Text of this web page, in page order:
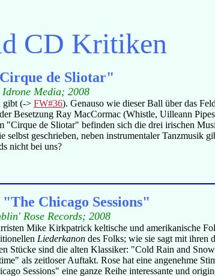
CD Kritiken
de Sliotar"
Media; 2008
gibt (-> FW#36). Genauso wie dieser Ball über das
Besetzung Ray MacCormac (Whistle, Uilleann
"Cirque de Sliotar" befinden sich die drei irischen
geschrieben, neben instrumentaler Tanzmusik
nicht bei uns?
Chicago Sessions"
Rose Records; 2008
Mike Kirkpatrick keltische und amerikanische
Liederkanon des Folks; wie sie sagt mit ihren
Stücke sind die alten Klassiker: "Cold Rain and
als zeitloser Auftakt. Rose hat eine angenehme
Sessions" eine ganze Reihe interessante und